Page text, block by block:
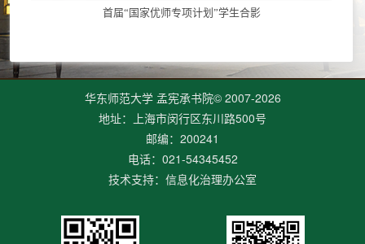
首届“国家优师专项计划”学生合影
华东师范大学 孟宪承书院© 2007-2026
地址：上海市闵行区东川路500号
邮编：200241
电话：021-54345452
技术支持：信息化治理办公室